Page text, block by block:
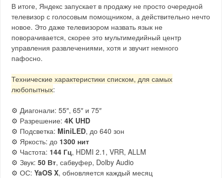
В итоге, Яндекс запускает в продажу не просто очередной
телевизор с голосовым помощником, а действительно нечто
новое. Это даже телевизором назвать язык не
поворачивается, скорее это мультимедийный центр
управления развлечениями, хотя и звучит немного
пафосно.
Технические характеристики списком, для самых
любопытных:
⚙️ Диагонали: 55″, 65″ и 75″
⚙️ Разрешение:4K UHD
⚙️ Подсветка: MiniLED, до 640 зон
⚙️ Яркость: до 1300 нит
⚙️ Частота: 144 Гц, HDMI 2.1, VRR, ALLM
⚙️ Звук:50 Вт, сабвуфер, Dolby Audio
⚙️ ОС:YaOS X, обновляется каждый месяц